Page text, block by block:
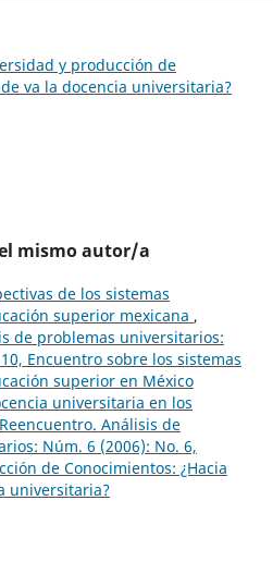
y producción de
va la docencia universitaria?
mismo autor/a
de los sistemas
superior mexicana ,
de problemas universitarios:
Encuentro sobre los sistemas
superior en México
universitaria en los
Reencuentro. Análisis de
Núm. 6 (2006): No. 6,
de Conocimientos: ¿Hacia
universitaria?